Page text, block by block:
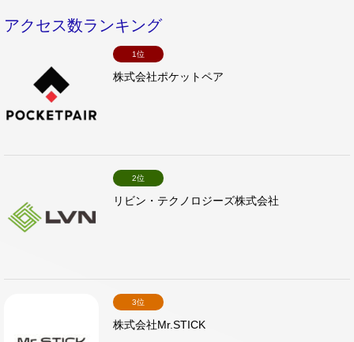
アクセス数ランキング
1位
株式会社ポケットペア
2位
リビン・テクノロジーズ株式会社
3位
株式会社Mr.STICK